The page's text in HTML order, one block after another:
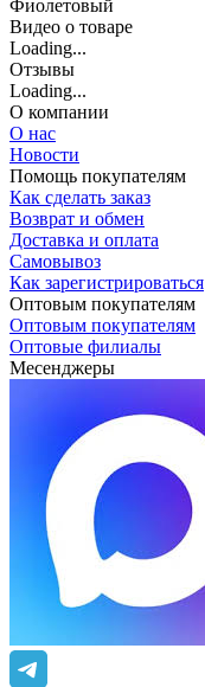
Фиолетовый
Видео о товаре
Loading...
Отзывы
Loading...
О компании
О нас
Новости
Помощь покупателям
Как сделать заказ
Возврат и обмен
Доставка и оплата
Самовывоз
Как зарегистрироваться
Оптовым покупателям
Оптовым покупателям
Оптовые филиалы
Месенджеры